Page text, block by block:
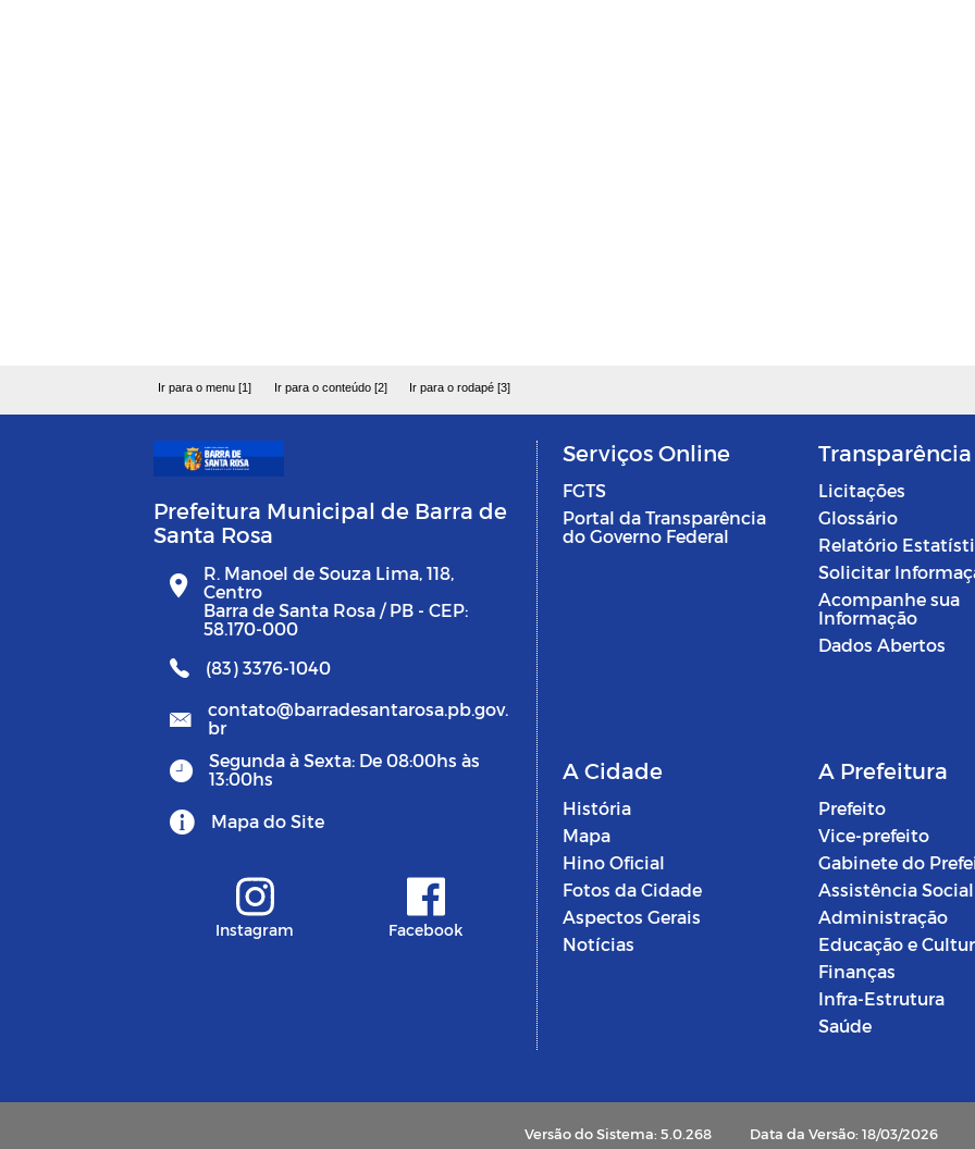
Ir para o menu [1] Ir para o conteúdo [2] Ir para o rodapé [3]
Prefeitura Municipal de Barra de
Santa Rosa
R. Manoel de Souza Lima, 118,
Centro
Barra de Santa Rosa / PB - CEP:
58.170-000
(83) 3376-1040
contato@barradesantarosa.pb.gov.
br
Segunda à Sexta: De 08:00hs às
13:00hs
Mapa do Site
Instagram Facebook
Serviços Online
FGTS
Portal da Transparência
do Governo Federal
Transparência
Licitações
Glossário
Relatório
Solicitar
Acompanhe sua
Informação
Dados Abertos
A Cidade
História
Mapa
Hino Oficial
Fotos da Cidade
Aspectos Gerais
Notícias
A Prefeitura
Prefeito
Vice-prefeito
Gabinete do
Assistência Social
Administração
Educação e
Finanças
Infra-Estrutura
Saúde
Versão do Sistema: 5.0.268 Data da Versão: 18/03/2026